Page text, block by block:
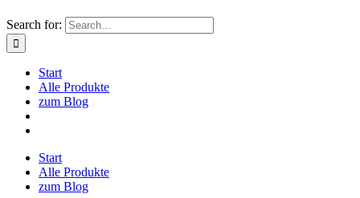
Search for:
Start
Alle Produkte
zum Blog
Start
Alle Produkte
zum Blog